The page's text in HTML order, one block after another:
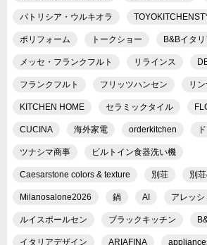
パトリシア・ウルキオラ
ポリフォーム トークショー B&Bイタリ
メッセ・フランクフルト リラインス
フランクフルト フリッツハンセン リ
KITCHEN HOME セラミックタイル
CUCINA 海外家電 orderkitchen
ツナシマ商事 ビルトイン食器洗い機
Caesarstone colors & texture 別荘 別
Milanosalone2026 鍋 AI アレッシ
ルイスポールセン ブラックキッチン
イタリアデザイン ARIAFINA